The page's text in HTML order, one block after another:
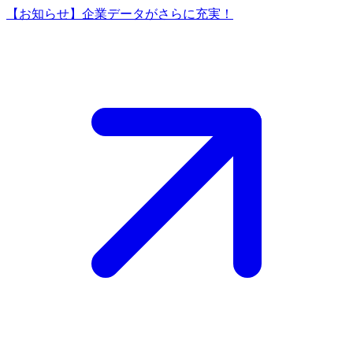
【お知らせ】企業データがさらに充実！